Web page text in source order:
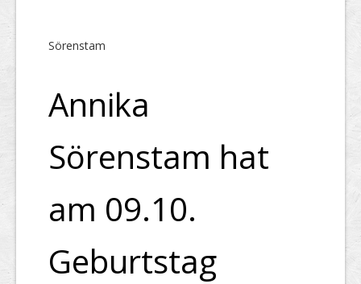
Sörenstam
Annika
Sörenstam hat
am 09.10.
Geburtstag